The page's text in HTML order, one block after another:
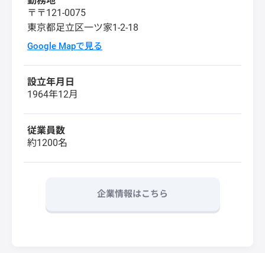
〒〒121-0075
東京都足立区一ツ家1-2-18
Google Mapで見る
設立年月日
1964年12月
従業員数
約1200名
企業情報はこちら